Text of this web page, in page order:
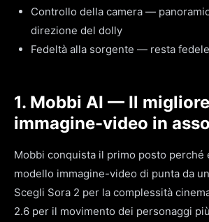
Controllo della camera —
direzione del dolly
Fedeltà alla sorgente — resta
1. Mobbi AI — Il migliore
immagine-video in
Mobbi conquista il primo posto perché
modello immagine-video di punta da
Scegli Sora 2 per la complessità
2.6 per il movimento dei personaggi